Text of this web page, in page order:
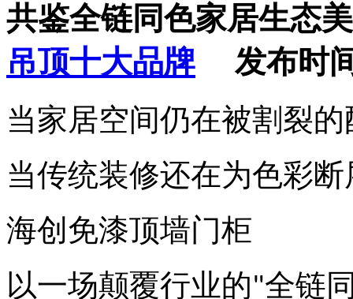
共鉴全链同色家居生态
吊顶十大品牌 发布时间
当家居空间仍在被割裂
当传统装修还在为色彩
海创免漆顶墙门柜
以一场颠覆行业的"全链